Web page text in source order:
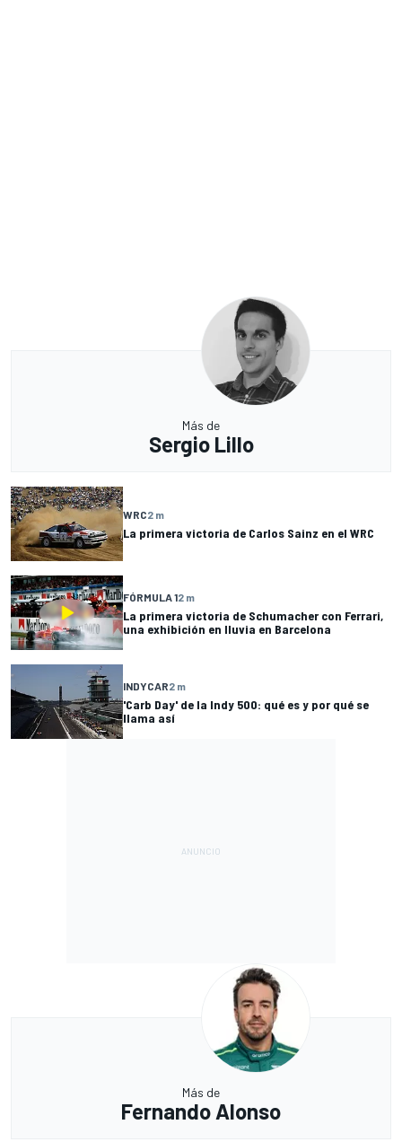
Más de
Sergio Lillo
WRC2 m
La primera victoria de Carlos Sainz en el WRC
FÓRMULA 12 m
La primera victoria de Schumacher con Ferrari,
una exhibición en lluvia en Barcelona
INDYCAR2 m
'Carb Day' de la Indy 500: qué es y por qué se
llama así
Más de
Fernando Alonso